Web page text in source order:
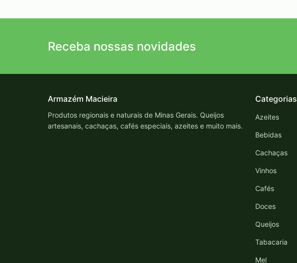
Receba nossas novidades
Armazém Macieira
Produtos regionais e naturais de Minas Gerais. Queijos
artesanais, cachaças, cafés especiais, azeites e muito mais.
Categorias
Azeites
Bebidas
Cachaças
Vinhos
Cafés
Doces
Queijos
Tabacaria
Mel